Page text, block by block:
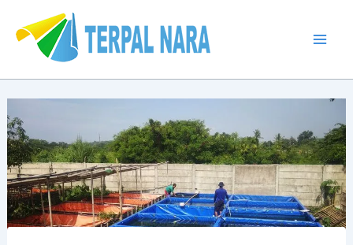
konten
navigation